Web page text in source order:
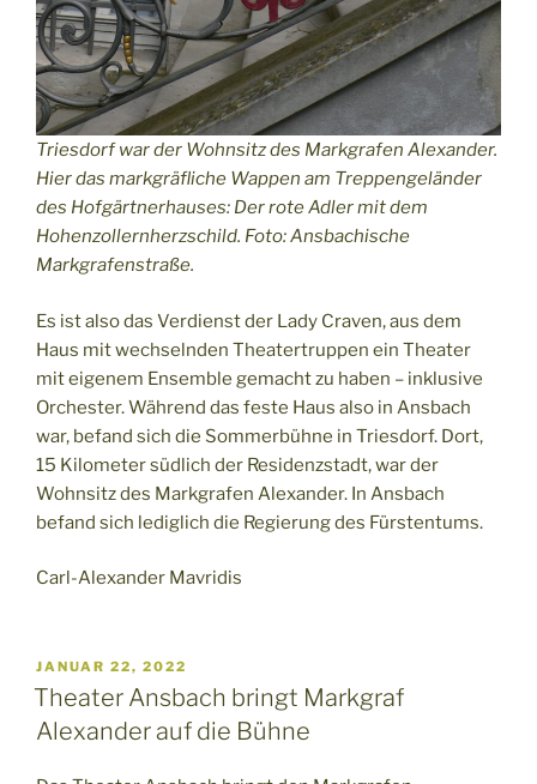
Triesdorf war der Wohnsitz des Markgrafen Alexander.
Hier das markgräfliche Wappen am Treppengeländer
des Hofgärtnerhauses: Der rote Adler mit dem
Hohenzollernherzschild. Foto: Ansbachische
Markgrafenstraße.
Es ist also das Verdienst der Lady Craven, aus dem
Haus mit wechselnden Theatertruppen ein Theater
mit eigenem Ensemble gemacht zu haben – inklusive
Orchester. Während das feste Haus also in Ansbach
war, befand sich die Sommerbühne in Triesdorf. Dort,
15 Kilometer südlich der Residenzstadt, war der
Wohnsitz des Markgrafen Alexander. In Ansbach
befand sich lediglich die Regierung des Fürstentums.
Carl-Alexander Mavridis
VERÖFFENTLICHT
AM
JANUAR 22, 2022
Theater Ansbach bringt Markgraf
Alexander auf die Bühne